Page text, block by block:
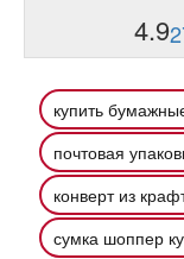
4.9
купить
почтовая
конверт из
сумка шоппер